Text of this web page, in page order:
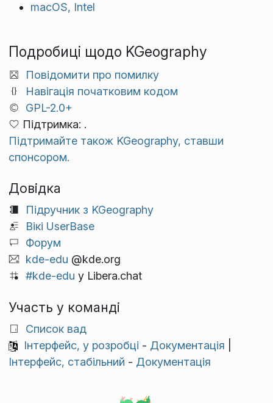
macOS, Intel
Подробиці щодо KGeography
Повідомити про помилку
Навігація початковим кодом
GPL-2.0+
Підтримка: .
Підтримайте також KGeography, ставши
спонсором.
Довідка
Підручник з KGeography
Вікі UserBase
Форум
kde-edu @kde.org
#kde-edu у Libera.chat
Участь у команді
Список вад
Інтерфейс, у розробці - Документація
Інтерфейс, стабільний - Документація